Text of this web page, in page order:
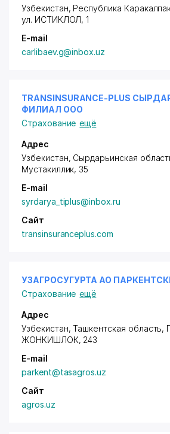
Узбекистан, Республика
ул. ИСТИКЛОЛ, 1
E-mail
carlibaev.g@inbox.uz
TRANSINSURANCE-PLUS
ФИЛИАЛ ООО
Страхование ещё
Адрес
Узбекистан, Сырдарьинская
Мустакиллик, 35
E-mail
syrdarya_tiplus@inbox.ru
Сайт
transinsuranceplus.com
УЗАГРОСУГУРТА АО
Страхование ещё
Адрес
Узбекистан, Ташкентская область,
ЖОНКИШЛОК, 243
E-mail
parkent@tasagros.uz
Сайт
agros.uz